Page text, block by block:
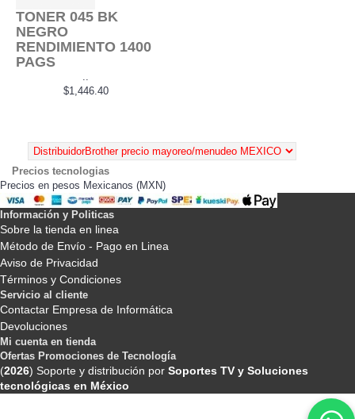
TONER 045 BK
NEGRO
RENDIMIENTO 1400
PAGS
..
$1,446.40
Precios tecnologias
Precios en pesos Mexicanos (MXN)
Información y Politicas
Sobre la tienda en linea
Método de Envío - Pago en Linea
Aviso de Privacidad
Términos y Condiciones
Servicio al cliente
Contactar Empresa de Informática
Devoluciones
Mi cuenta en tienda
Ofertas Promociones de Tecnología
(2026) Soporte y distribución por Soportes TV y Soluciones
tecnológicas en México